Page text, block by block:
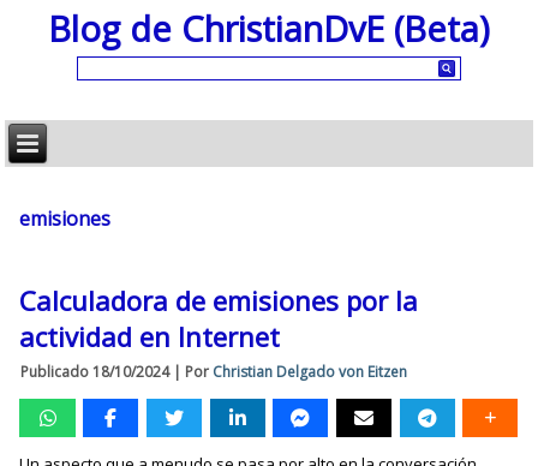
Blog de ChristianDvE (Beta)
emisiones
Calculadora de emisiones por la
actividad en Internet
Publicado 18/10/2024| Por Christian Delgado von Eitzen